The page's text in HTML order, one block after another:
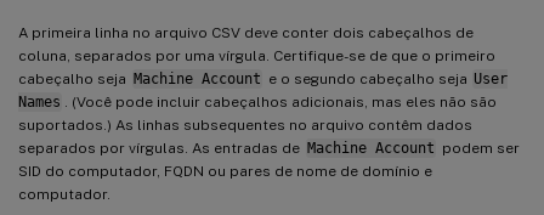
A primeira linha no arquivo CSV deve conter dois cabeçalhos de
coluna, separados por uma vírgula. Certifique-se de que o primeiro
cabeçalho seja Machine Account e o segundo cabeçalho seja User
Names
. (Você pode incluir cabeçalhos adicionais, mas eles não são
suportados.) As linhas subsequentes no arquivo contêm dados
separados por vírgulas. As entradas de Machine Account podem ser
SID do computador, FQDN ou pares de nome de domínio e
computador.